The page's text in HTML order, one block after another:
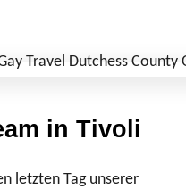
in Tivoli
letzten Tag unserer